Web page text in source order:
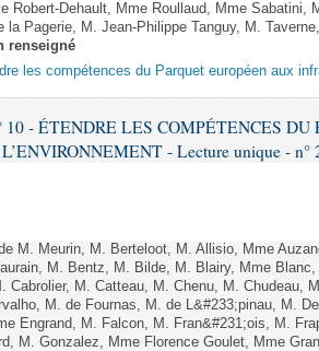
Robert-Dehault, Mme Roullaud, Mme
la Pagerie, M. Jean-Philippe Tanguy, M.
renseigné
les compétences du Parquet européen aux
10 - ÉTENDRE LES COMPÉTENCES
- Lecture unique - n°
M. Meurin, M. Berteloot, M. Allisio, Mme
M. Bentz, M. Bilde, M. Blairy, Mme
Cabrolier, M. Catteau, M. Chenu, M. Chudeau,
M. de Fournas, M. de L&#233;pinau, M.
Engrand, M. Falcon, M. Fran&#231;ois, M.
M. Gonzalez, Mme Florence Goulet, Mme